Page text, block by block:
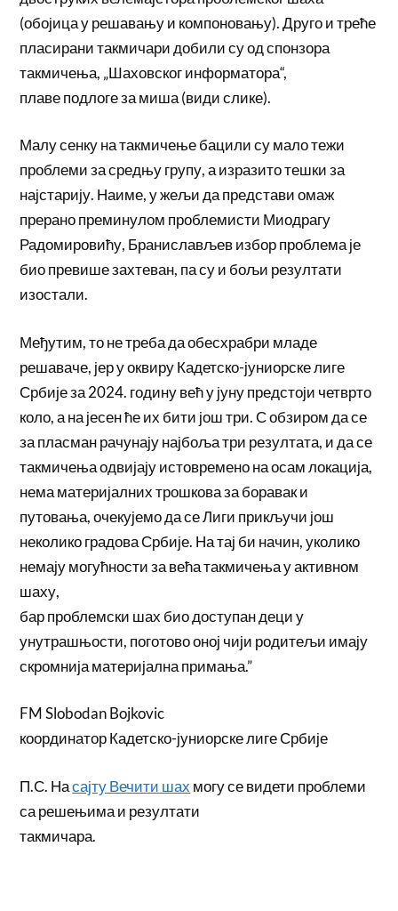
(обојица у решавању и компоновању). Друго и треће
пласирани такмичари добили су од спонзора
такмичења, „Шаховског информатора“,
плаве подлоге за миша (види слике).
Малу сенку на такмичење бацили су мало тежи
проблеми за средњу групу, а изразито тешки за
најстарију. Наиме, у жељи да представи омаж
прерано преминулом проблемисти Миодрагу
Радомировићу, Бранислављев избор проблема је
био превише захтеван, па су и бољи резултати
изостали.
Међутим, то не треба да обесхрабри младе
решаваче, јер у оквиру Кадетско-јуниорске лиге
Србије за 2024. годину већ у јуну предстоји четврто
коло, а на јесен ће их бити још три. С обзиром да се
за пласман рачунају најбоља три резултата, и да се
такмичења одвијају истовремено на осам локација,
нема материјалних трошкова за боравак и
путовања, очекујемо да се Лиги прикључи још
неколико градова Србије. На тај би начин, уколико
немају могућности за већа такмичења у активном
шаху,
бар проблемски шах био доступан деци у
унутрашњости, поготово оној чији родитељи имају
скромнија материјална примања.”
FM Slobodan Bojkovic
координатор Кадетско-јуниорске лиге Србије
П.С. Насајту Вечити шах могу се видети проблеми
са решењима и резултати
такмичара.